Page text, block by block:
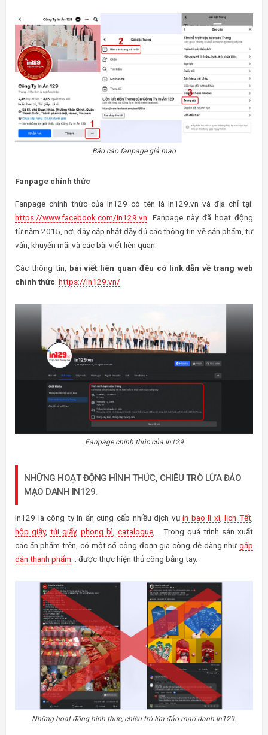
Báo cáo fanpage giả mạo
Fanpage chính thức
Fanpage chính thức của In129 có tên là In129.vn và địa chỉ tại:
https://www.facebook.com/In129.vn . Fanpage này đã hoạt động
từ năm 2015, nơi đây cập nhật đầy đủ các thông tin về sản phẩm, tư
vấn, khuyến mãi và các bài viết liên quan.
Các thông tin, bài viết liên quan đều có link dẫn về trang web
chính thức: https://in129.vn/
Fanpage chính thức của In129
NHỮNG HOẠT ĐỘNG HÌNH THỨC, CHIÊU TRÒ LỪA ĐẢO
MẠO DANH IN129.
In129 là công ty in ấn cung cấp nhiều dịch vụin bao lì xì ,lịch Tết
hộp giấy, túi giấy, phong bì catalogue ,… Trong quá trình sản xuất
các ấn phẩm trên, có một số công đoạn gia công dễ dàng nhưgấp
dán thành phẩm … được thực hiện thủ công bằng tay.
Những hoạt động hình thức, chiêu trò lừa đảo mạo danh In129.